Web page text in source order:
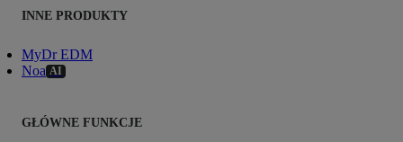
INNE PRODUKTY
MyDr EDM
Noa AI
GŁÓWNE FUNKCJE